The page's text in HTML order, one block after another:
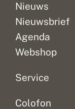
Nieuws
Nieuwsbrief
Agenda
Webshop
Service
Colofon